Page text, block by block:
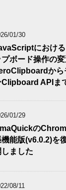
01/30
における
プボード操作の変
から
Clipboard APIま
01/29
の
機能版(v6.0.2)を
しました
08/11